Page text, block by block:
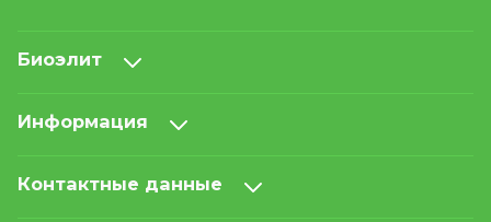
Биоэлит
Информация
Контактные данные